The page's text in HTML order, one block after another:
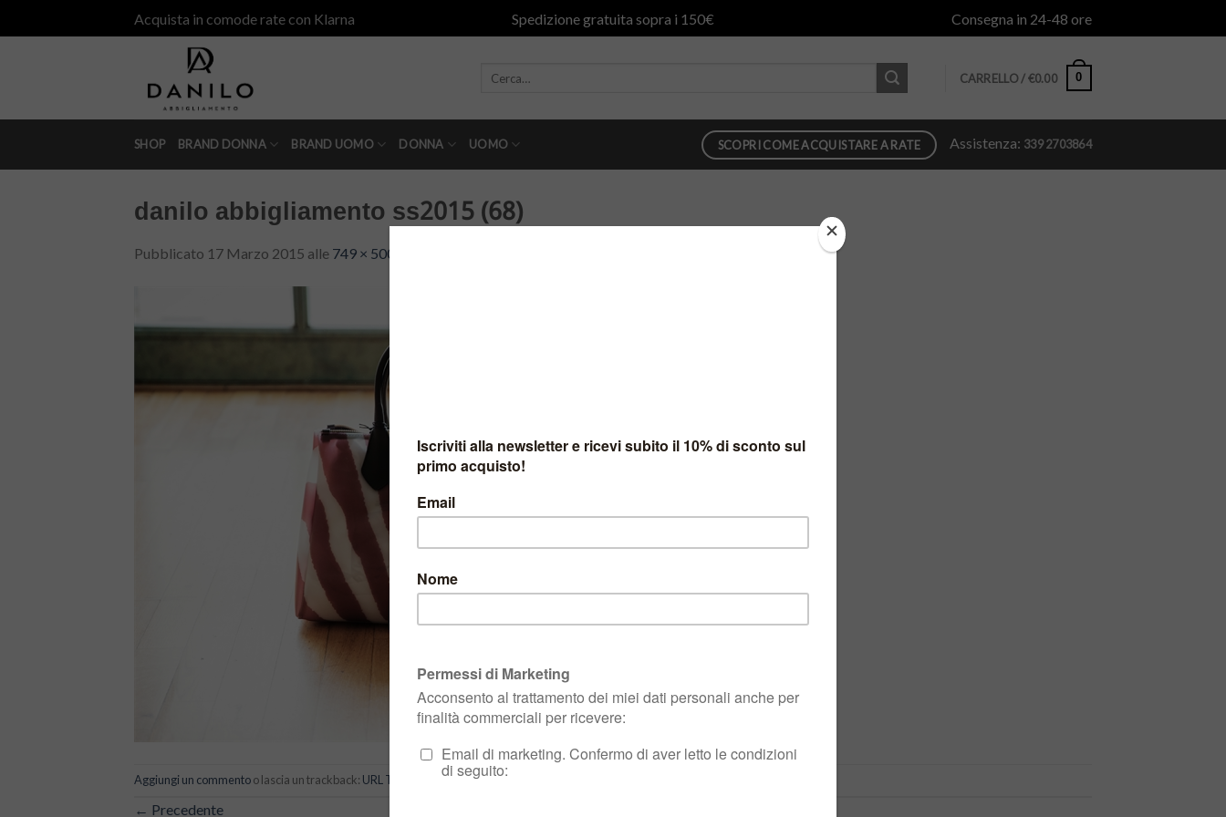
to
Acquista in comode rate con Klarna Spedizione gratuita sopra i 150€ Consegna in 24-48 ore
CARRELLO /€0.00 0
SHOP BRAND DONNA BRAND UOMO DONNA UOMO SCOPRI COME ACQUISTARE A RATE Assistenza: 339 2703864
danilo abbigliamento ss2015 (68)
Pubblicato 17 Marzo 2015 alle 749 × 500
Aggiungi un commentoo lascia un trackback: URL Trackback
← Precedente